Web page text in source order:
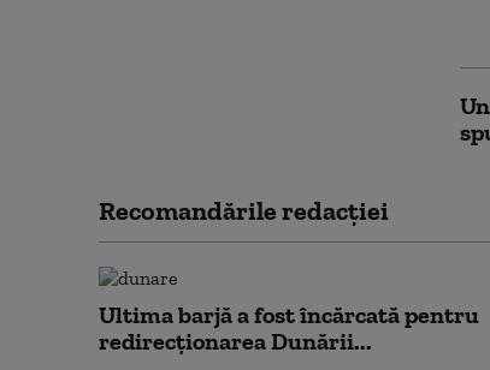
Recomandările redacţiei
Ultima barjă a fost încărcată pentru
redirecționarea Dunării...